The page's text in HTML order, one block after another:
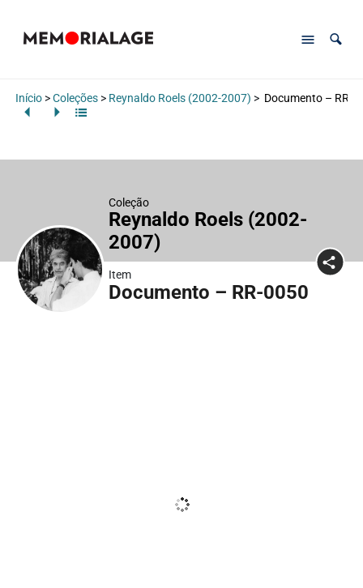
Início>Coleções> Reynaldo Roels (2002-2007) > Documento – RR-
Coleção
Reynaldo Roels (2002-
2007)
Item
Documento – RR-0050